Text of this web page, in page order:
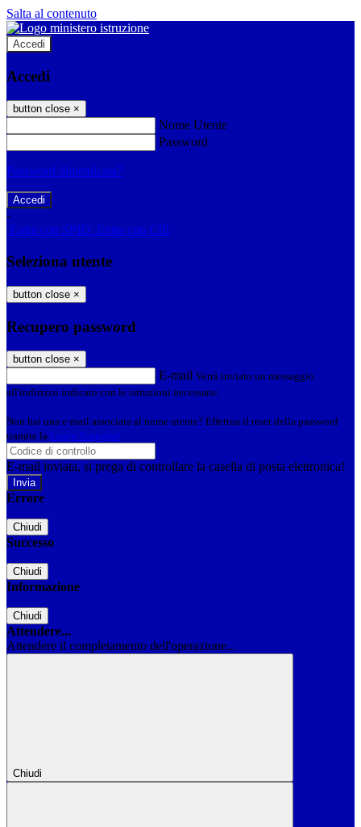
Salta al contenuto
Accedi
Accedi
button close ×
Nome Utente
Password
Password dimenticata?
-
Entra con SPID Entra con CIE
Seleziona utente
button close ×
Recupero password
button close ×
E-mail Verrà inviato un messaggio
all'indirizzo indicato con le istruzioni necessarie.
Non hai una e-mail associata al nome utente? Effettua il reset della password
tramite la Login Spaggiari
E-mail inviata, si prega di controllare la casella di posta elettronica!
Errore
Chiudi
Successo
Chiudi
Informazione
Chiudi
Attendere...
Attendere il completamento dell'operazione...
Chiudi